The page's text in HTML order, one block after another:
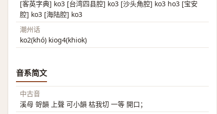
[客英字典] ko3 [台湾四县腔] ko3 [沙头角腔] ko3 ho3 [宝安
腔] ko3 [海陆腔] ko3
潮州话
ko2(khó) kiog4(khiok)
音系简文
中古音
溪母 哿韻 上聲 可小韻 枯我切 一等 開口；